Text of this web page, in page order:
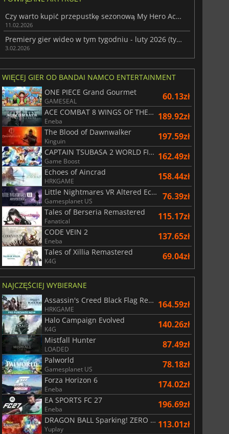
156.57zł
Gate 3
175.00
Czy warto kupić przepustkę sezonową My Hero Academia: All's Justice?
11.02.2026
Premiery gier wideo w tym tygodniu - luty 2026 (tydzień 6)
3.02.2026
WIĘCEJ GIER OD BANDAI NAMCO ENTERTAINMENT
ONE PIECE Grand Gourmet
GAMESEAL 60.13zł
ACE COMBAT 8 WINGS OF THEVE
Eneba 189.92zł
The Blood of Dawnwalker
Kinguin 197.59zł
CAPTAIN TSUBASA 2 WORLD FIGHTERS
Game Boost 162.49zł
Echoes of Aincrad
HRKGAME 158.44zł
Little Nightmares VR Altered Echoes
Gamesplanet US 76.39zł
Tales of Berseria Remastered
Fanatical 115.17zł
CODE VEIN 2
Eneba 137.65zł
Tales of Xillia Remastered
K4G 69.04zł
NAJCZĘŚCIEJ WYBIERANE
Assassin's Creed Black Flag Resynced
HRKGAME 164.59zł
Halo Campaign Evolved
K4G 140.26zł
Mistfall Hunter
LOADED 87.49zł
Palworld
Gamesplanet US 78.18zł
Forza Horizon 6
Eneba 174.02zł
EA SPORTS FC 27
Eneba 196.69zł
DRAGON BALL Sparking! ZERO Super Limit Breaking NEO
Yuplay 113.01zł